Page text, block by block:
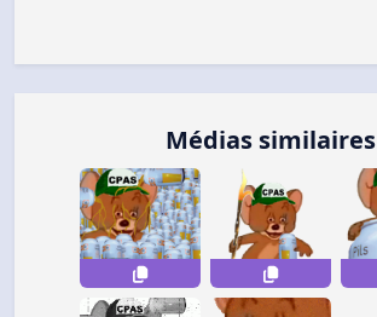
Médias similaires